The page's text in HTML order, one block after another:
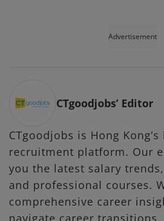
Advertisement
CTgoodjobs’ Editor
CTgoodjobs is Hong
recruitment platform. Our
you the latest salary
and professional courses.
comprehensive career
navigate career